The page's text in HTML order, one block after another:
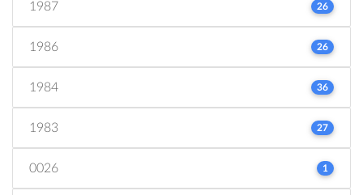
1987 26
1986 26
1984 36
1983 27
0026 1